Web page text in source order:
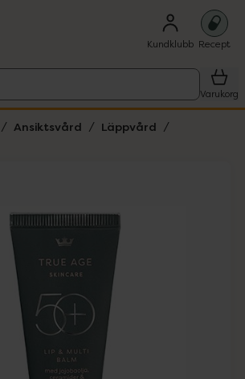
Kundklubb Recept
Varukorg
Ansiktsvård
Läppvård
Innehåller 2 objekt.